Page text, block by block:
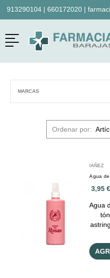
913290104| 660172020|
Menú
MARCAS
Ordenar por:
IAÑEZ
Agua
3,95 €
Agua